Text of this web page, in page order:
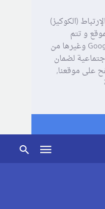
(الكوكيز)
و تتم
مشاركة بعض المعلومات مع Google وغيرها من
لضمان
على موقعنا,